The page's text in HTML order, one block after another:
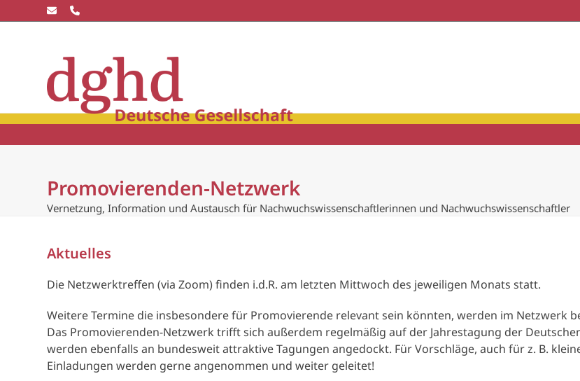
to
Promovierenden-Netzwerk
Vernetzung, Information und Austausch für Nachwuchswissenschaftlerinnen und Nachwuchswissenschaftler
Aktuelles
Die Netzwerktreffen (via Zoom) finden i.d.R. am letzten Mittwoch des jeweiligen Monats statt.
Weitere Termine die insbesondere für Promovierende relevant sein könnten, werden im Netzwerk
Das Promovierenden-Netzwerk trifft sich außerdem regelmäßig auf der Jahrestagung der
werden ebenfalls an bundesweit attraktive Tagungen angedockt. Für Vorschläge, auch für z. B.
Einladungen werden gerne angenommen und weiter geleitet!